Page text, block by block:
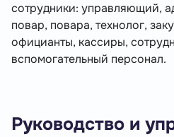
сотрудники: управляющий,
повар, повара, технолог,
официанты, кассиры,
вспомогательный персонал.
Руководство и